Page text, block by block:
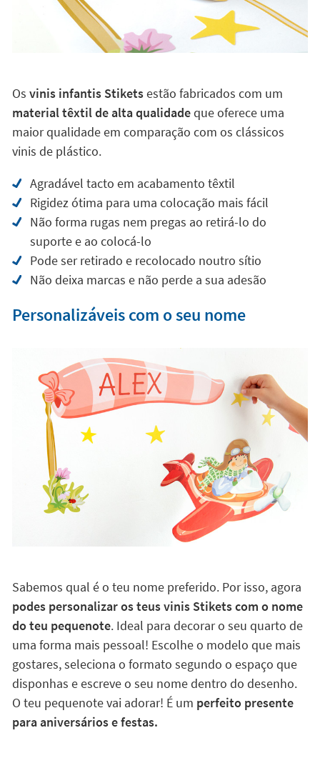
Os vinis infantis Stiketsestão fabricados com um
material têxtil de alta qualidadeque oferece uma
maior qualidade em comparação com os clássicos
vinis de plástico.
Agradável tacto em acabamento têxtil
Rigidez ótima para uma colocação mais fácil
Não forma rugas nem pregas ao retirá-lo do
suporte e ao colocá-lo
Pode ser retirado e recolocado noutro sítio
Não deixa marcas e não perde a sua adesão
Personalizáveis com o seu nome
Sabemos qual é o teu nome preferido. Por isso, agora
podes personalizar os teus vinis Stikets com o nome
do teu pequenote. Ideal para decorar o seu quarto de
uma forma mais pessoal! Escolhe o modelo que mais
gostares, seleciona o formato segundo o espaço que
disponhas e escreve o seu nome dentro do desenho.
O teu pequenote vai adorar! É um perfeito presente
para aniversários e festas.